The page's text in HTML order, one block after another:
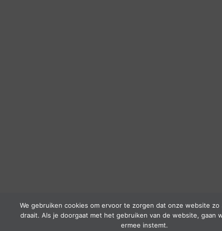
We gebruiken cookies om ervoor te zorgen dat onze website zo
draait. Als je doorgaat met het gebruiken van de website, gaan
ermee instemt.